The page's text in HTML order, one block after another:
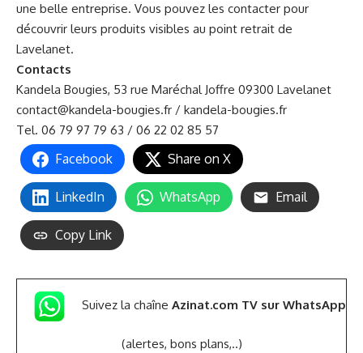
une belle entreprise. Vous pouvez les contacter pour
découvrir leurs produits visibles au point retrait de
Lavelanet.
Contacts
Kandela Bougies, 53 rue Maréchal Joffre 09300 Lavelanet
contact@kandela-bougies.fr / kandela-bougies.fr
Tel. 06 79 97 79 63 / 06 22 02 85 57
Facebook Share on X
LinkedIn WhatsApp Email
Copy Link
Suivez la chaîne Azinat.com TV sur WhatsApp
(alertes, bons plans,..)